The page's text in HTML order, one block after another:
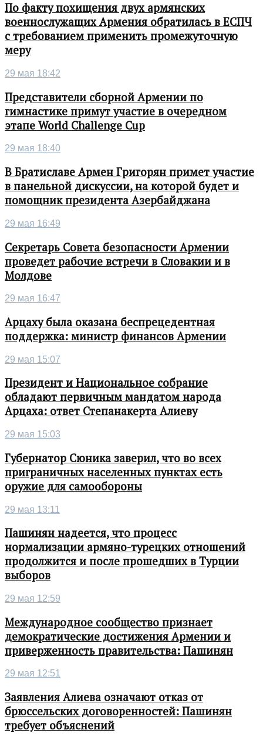
По факту похищения двух армянских
военнослужащих Армения обратилась в ЕСПЧ
с требованием применить промежуточную
меру
29 мая 18:42
Представители сборной Армении по
гимнастике примут участие в очередном
этапе World Challenge Cup
29 мая 18:40
В Братиславе Армен Григорян примет участие
в панельной дискуссии, на которой будет и
помощник президента Азербайджана
29 мая 16:49
Секретарь Совета безопасности Армении
проведет рабочие встречи в Словакии и в
Молдове
29 мая 16:47
Арцаху была оказана беспрецедентная
поддержка: министр финансов Армении
29 мая 15:07
Президент и Национальное собрание
обладают первичным мандатом народа
Арцаха: ответ Степанакерта Алиеву
29 мая 15:03
Губернатор Сюника заверил, что во всех
приграничных населенных пунктах есть
оружие для самообороны
29 мая 13:11
Пашинян надеется, что процесс
нормализации армяно-турецких отношений
продолжится и после прошедших в Турции
выборов
29 мая 12:59
Международное сообщество признает
демократические достижения Армении и
приверженность правительства: Пашинян
29 мая 12:51
Заявления Алиева означают отказ от
брюссельских договоренностей: Пашинян
требует объяснений